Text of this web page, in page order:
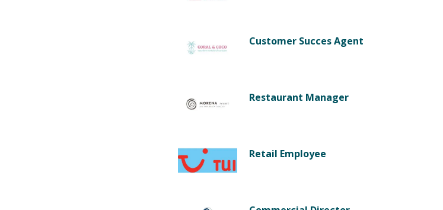
Customer Succes Agent
Restaurant Manager
Retail Employee